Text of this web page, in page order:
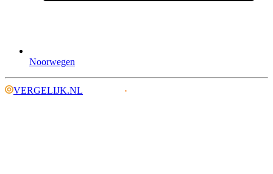
Noorwegen
VERGELIJK.NL